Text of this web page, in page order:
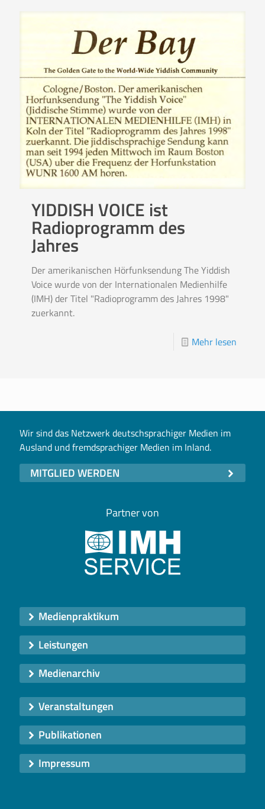
YIDDISH VOICE ist
Radioprogramm des
Jahres
Der amerikanischen Hörfunksendung The Yiddish
Voice wurde von der Internationalen Medienhilfe
(IMH) der Titel "Radioprogramm des Jahres 1998"
zuerkannt.
Mehr lesen
Wir sind das Netzwerk deutschsprachiger Medien im
Ausland und fremdsprachiger Medien im Inland.
MITGLIED WERDEN
Partner von
Medienpraktikum
Leistungen
Medienarchiv
Veranstaltungen
Publikationen
Impressum